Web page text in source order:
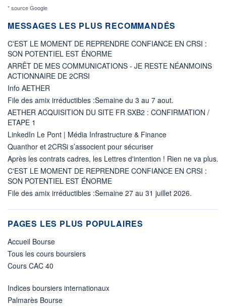
* source Google
MESSAGES LES PLUS RECOMMANDÉS
C'EST LE MOMENT DE REPRENDRE CONFIANCE EN CRSI :
SON POTENTIEL EST ÉNORME
ARRÊT DE MES COMMUNICATIONS - JE RESTE NÉANMOINS
ACTIONNAIRE DE 2CRSI
Info AETHER
File des amix irréductibles :Semaine du 3 au 7 aout.
AETHER ACQUISITION DU SITE FR SXB2 : CONFIRMATION /
ETAPE 1
LinkedIn Le Pont | Média Infrastructure & Finance
Quanthor et 2CRSi s’associent pour sécuriser
Après les contrats cadres, les Lettres d'intention ! Rien ne va plus.
C'EST LE MOMENT DE REPRENDRE CONFIANCE EN CRSI :
SON POTENTIEL EST ÉNORME
File des amix irréductibles :Semaine 27 au 31 juillet 2026.
PAGES LES PLUS POPULAIRES
Accueil Bourse
Tous les cours boursiers
Cours CAC 40
Indices boursiers internationaux
Palmarès Bourse